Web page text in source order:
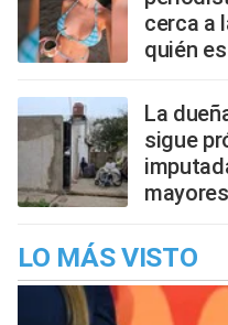
cerca a
quién es
La
sigue
mayores
LO MÁS VISTO